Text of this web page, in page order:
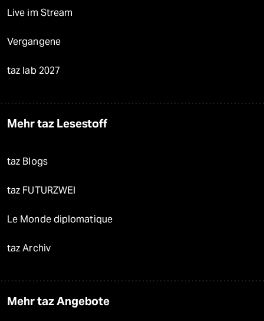
Live im Stream
Vergangene
taz lab 2027
Mehr taz Lesestoff
taz Blogs
taz FUTURZWEI
Le Monde diplomatique
taz Archiv
Mehr taz Angebote